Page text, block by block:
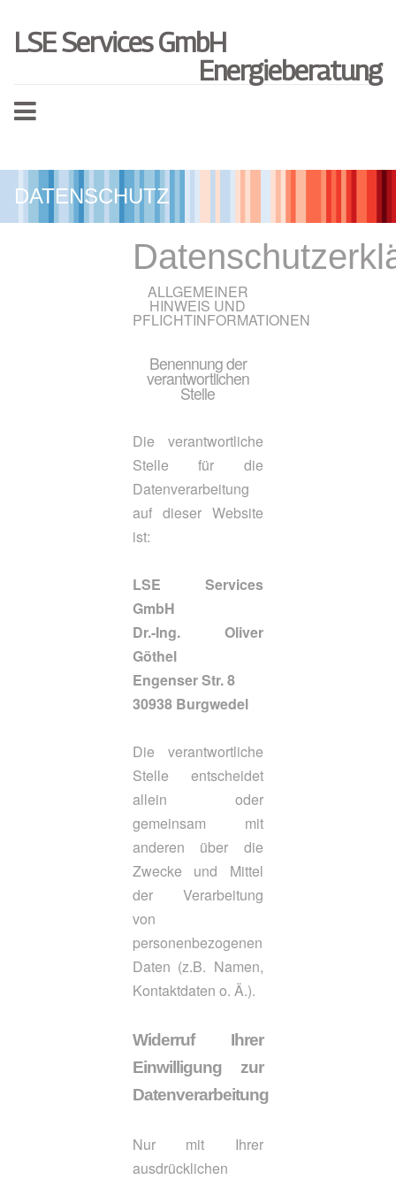
LSE Services GmbH
Energieberatung
DATENSCHUTZ
ALLGEMEINER
HINWEIS UND
PFLICHTINFORMATIONEN
Benennung der
verantwortlichen
Stelle
Die verantwortliche
Stelle für die
Datenverarbeitung
auf dieser Website
ist:
LSE Services
GmbH
Dr.-Ing. Oliver
Göthel
Engenser Str. 8
30938 Burgwedel
Die verantwortliche
Stelle entscheidet
allein oder
gemeinsam mit
anderen über die
Zwecke und Mittel
der Verarbeitung
von
personenbezogenen
Daten (z.B. Namen,
Kontaktdaten o. Ä.).
Widerruf Ihrer
Einwilligung zur
Datenverarbeitung
Nur mit Ihrer
ausdrücklichen